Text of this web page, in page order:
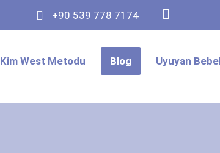
+90 539 778 7174
Kim West Metodu Blog Uyuyan